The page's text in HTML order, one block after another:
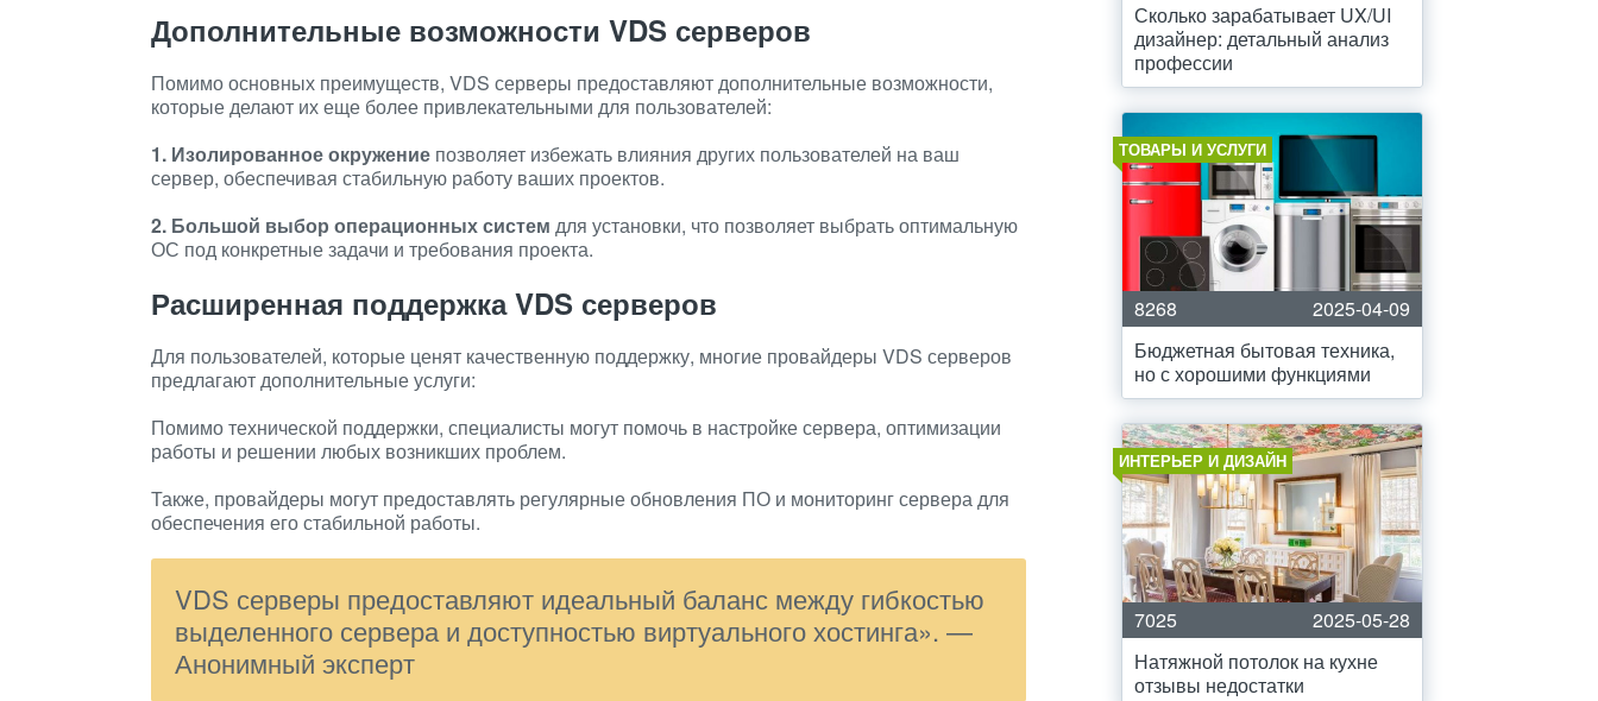
Дополнительные возможности VDS серверов
Помимо основных преимуществ, VDS серверы предоставляют дополнительные возможности,
которые делают их еще более привлекательными для пользователей:
1. Изолированное окружение позволяет избежать влияния других пользователей на ваш
сервер, обеспечивая стабильную работу ваших проектов.
2. Большой выбор операционных систем для установки, что позволяет выбрать оптимальную
ОС под конкретные задачи и требования проекта.
Расширенная поддержка VDS серверов
Для пользователей, которые ценят качественную поддержку, многие провайдеры VDS серверов
предлагают дополнительные услуги:
Помимо технической поддержки, специалисты могут помочь в настройке сервера, оптимизации
работы и решении любых возникших проблем.
Также, провайдеры могут предоставлять регулярные обновления ПО и мониторинг сервера для
обеспечения его стабильной работы.
VDS серверы предоставляют идеальный баланс между гибкостью
выделенного сервера и доступностью виртуального хостинга». —
Анонимный эксперт
Сколько зарабатывает UX/UI
дизайнер: детальный анализ
профессии
ТОВАРЫ И УСЛУГИ
8268
2025-04-09
Бюджетная бытовая техника,
но с хорошими функциями
ИНТЕРЬЕР И ДИЗАЙН
7025
2025-05-28
Натяжной потолок на кухне
отзывы недостатки